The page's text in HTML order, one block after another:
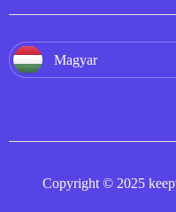
Magyar
Copyright © 2025